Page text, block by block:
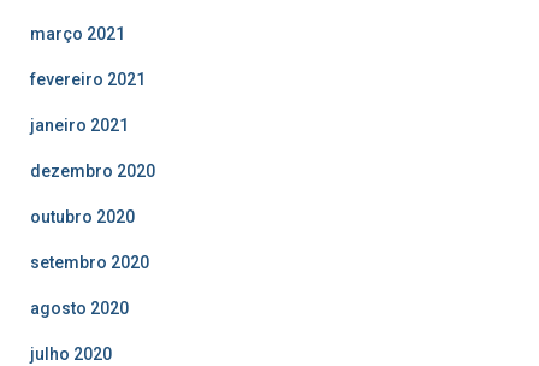
março 2021
fevereiro 2021
janeiro 2021
dezembro 2020
outubro 2020
setembro 2020
agosto 2020
julho 2020